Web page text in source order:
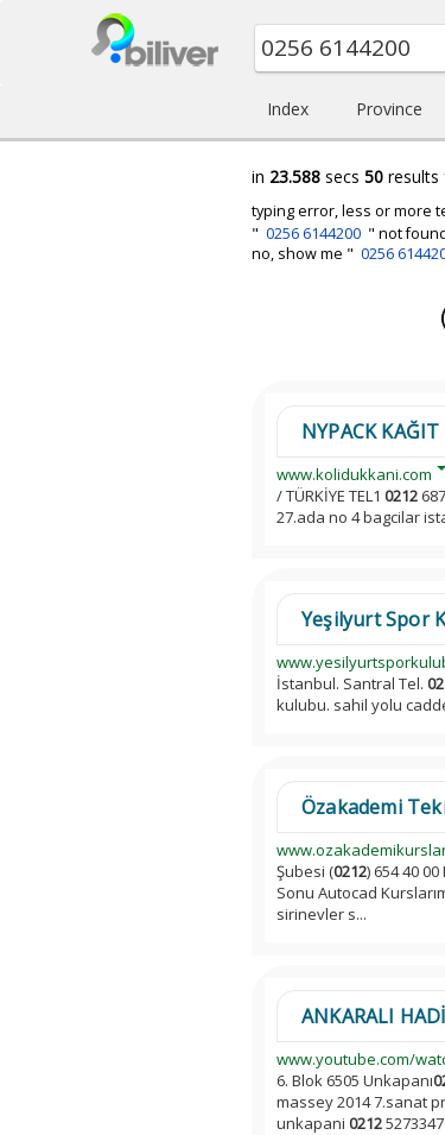
Index Province
in 23.588 secs 50 results
typing error, less or more
" 0256 6144200 " not
no, show me " 0256
NYPACK
www.kolidukkani.com
/ TÜRKİYE TEL1 0212
27.ada no 4 bagcilar
Yeşilyurt Spor
İstanbul. Santral Tel.
kulubu. sahil yolu
Özakademi
Şubesi (0212) 654 40
Sonu Autocad
sirinevler s...
ANKARALI
www.youtube.com/
6. Blok 6505 Unkapanı
massey 2014 7.sanat
unkapani 0212